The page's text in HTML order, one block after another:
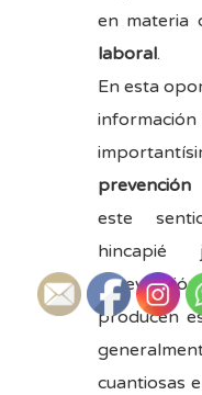
en materia
laboral.
En esta
este
hincapié
producen
cuantiosas